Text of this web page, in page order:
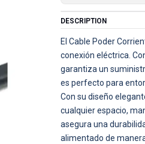
DESCRIPTION
El Cable Poder
conexión eléctrica.
garantiza un
es perfecto para
Con su diseño
cualquier espacio,
asegura una
alimentado de